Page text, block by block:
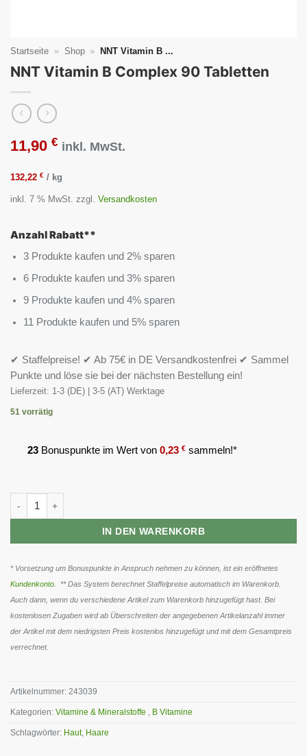
Startseite » Shop » NNT Vitamin B ...
NNT Vitamin B Complex 90 Tabletten
11,90 € inkl. MwSt.
132,22 € / kg
inkl. 7 % MwSt. zzgl. Versandkosten
Anzahl Rabatt**
3 Produkte kaufen und 2% sparen
6 Produkte kaufen und 3% sparen
9 Produkte kaufen und 4% sparen
11 Produkte kaufen und 5% sparen
✔ Staffelpreise! ✔ Ab 75€ in DE Versandkostenfrei ✔ Sammel
Punkte und löse sie bei der nächsten Bestellung ein!
Lieferzeit: 1-3 (DE) | 3-5 (AT) Werktage
51 vorrätig
23 Bonuspunkte im Wert von 0,23 € sammeln!*
NNT Vitamin B Complex 90 Tabletten Menge
IN DEN WARENKORB
* Vorsetzung um Bonuspunkte in Anspruch nehmen zu können, ist ein eröffnetes
Kundenkonto . ** Das System berechnet Staffelpreise automatisch im Warenkorb.
Auch dann, wenn du verschiedene Artikel zum Warenkorb hinzugefügt hast. Bei
kostenlosen Zugaben wird ab Überschreiten der angegebenen Artikelanzahl immer
der Artikel mit dem niedrigsten Preis kostenlos hinzugefügt und mit dem Gesamtpreis
verrechnet.
Artikelnummer: 243039
Kategorien: Vitamine & Mineralstoffe , B Vitamine
Schlagwörter: Haut, Haare